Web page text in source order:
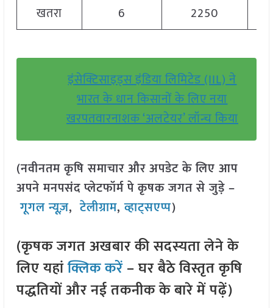
खतरा
6 2250
इंसेक्टिसाइड्स इंडिया लिमिटेड (IIL) ने
भारत के धान किसानों के लिए नया
खरपतवारनाशक ‘अलटेयर’ लॉन्च किया
(नवीनतम कृषि समाचार और अपडेट के लिए आप
अपने मनपसंद प्लेटफॉर्म पे कृषक जगत से जुड़े –
गूगल न्यूज़,टेलीग्राम,व्हाट्सएप्प)
(कृषक जगत अखबार की सदस्यता लेने के
लिए यहांक्लिक करें– घर बैठे विस्तृत कृषि
पद्धतियों और नई तकनीक के बारे में पढ़ें)